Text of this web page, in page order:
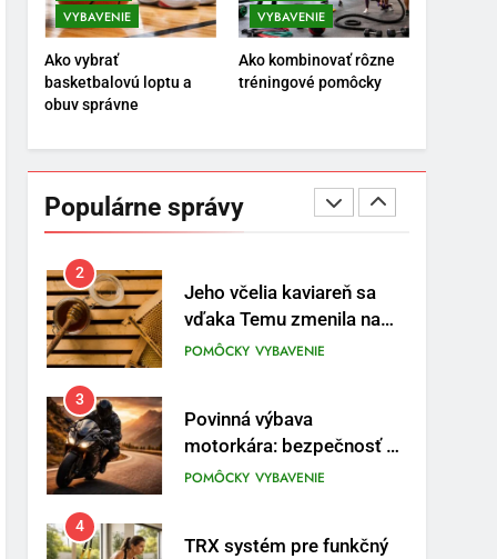
VYBAVENIE
Ako vybrať
basketbalovú loptu a
obuv správne
VYBAVENIE
Ako kombinovať rôzne
tréningové pomôcky
Populárne správy
8
Najlepšie doplnky pre
motocyklistov na dlhé
trasy
VYBAVENIE
1
Osemročný Adrián dobýva
sociálne siete vášňou pre
futbal a brankársky post –
POMÔCKY
2
Jeho včelia kaviareň sa
vďaka Temu zmenila na
prívetivú oázu
POMÔCKY VYBAVENIE
3
Povinná výbava
motorkára: bezpečnosť na
prvom mieste
POMÔCKY VYBAVENIE
4
TRX systém pre funkčný